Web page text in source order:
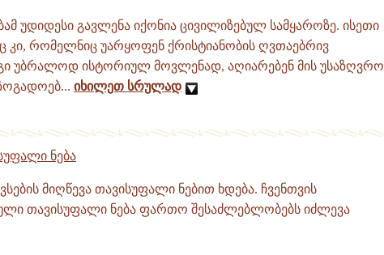
უდიდესი გავლენა იქონია ცივილიზებულ სამყაროზე. ისეთი
კი, რომელნიც უარყოფენ ქრისტიანობის ღვთაებრივ
უბრალოდ ისტორიულ მოვლენად, აღიარებენ მის უსაზღვრო
იხილეთ სრულად
ნება
მიღწევა თავისუფალი ნებით ხდება. ჩვენთვის
თავისუფალი ნება ფართო შესაძლებლობებს იძლევა